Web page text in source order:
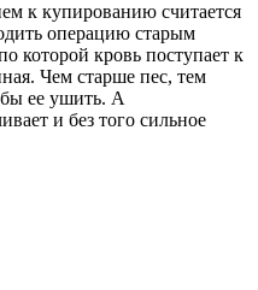
к купированию считается
операцию старым
которой кровь поступает к
Чем старше пес, тем
ее ушить. А
и без того сильное